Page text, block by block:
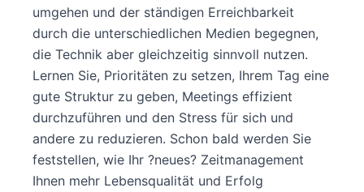
umgehen und der ständigen Erreichbarkeit
durch die unterschiedlichen Medien begegnen,
die Technik aber gleichzeitig sinnvoll nutzen.
Lernen Sie, Prioritäten zu setzen, Ihrem Tag eine
gute Struktur zu geben, Meetings effizient
durchzuführen und den Stress für sich und
andere zu reduzieren. Schon bald werden Sie
feststellen, wie Ihr ?neues? Zeitmanagement
Ihnen mehr Lebensqualität und Erfolg